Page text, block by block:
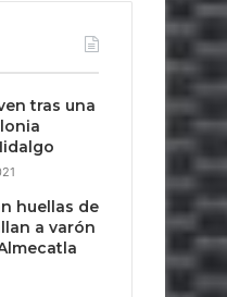
tras una
huellas de
a varón